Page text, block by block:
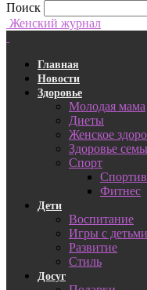
Поиск
Женский журнал
Главная
Новости
Здоровье
Молодая мама
Диеты
Женское
Здоровье
Спорт
Фитнес
Дети
Воспитание
Игры с детьми
Развитие
Стиль
Досуг